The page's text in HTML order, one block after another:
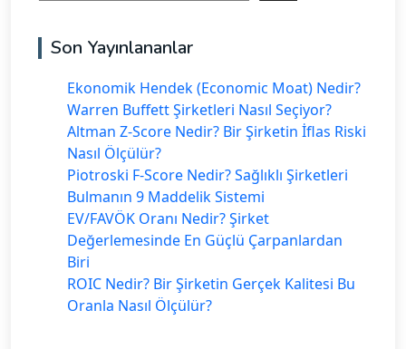
Son Yayınlananlar
Ekonomik Hendek (Economic Moat) Nedir?
Warren Buffett Şirketleri Nasıl Seçiyor?
Altman Z-Score Nedir? Bir Şirketin İflas Riski
Nasıl Ölçülür?
Piotroski F-Score Nedir? Sağlıklı Şirketleri
Bulmanın 9 Maddelik Sistemi
EV/FAVÖK Oranı Nedir? Şirket
Değerlemesinde En Güçlü Çarpanlardan
Biri
ROIC Nedir? Bir Şirketin Gerçek Kalitesi Bu
Oranla Nasıl Ölçülür?